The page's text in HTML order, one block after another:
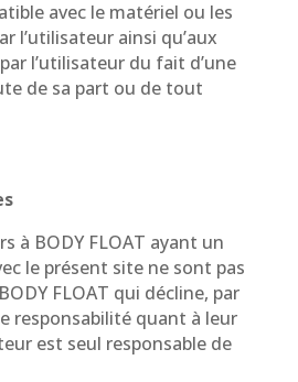
avec le matériel ou les
l’utilisateur ainsi qu’aux
l’utilisateur du fait d’une
de sa part ou de tout
à BODY FLOAT ayant un
le présent site ne sont pas
FLOAT qui décline, par
responsabilité quant à leur
est seul responsable de